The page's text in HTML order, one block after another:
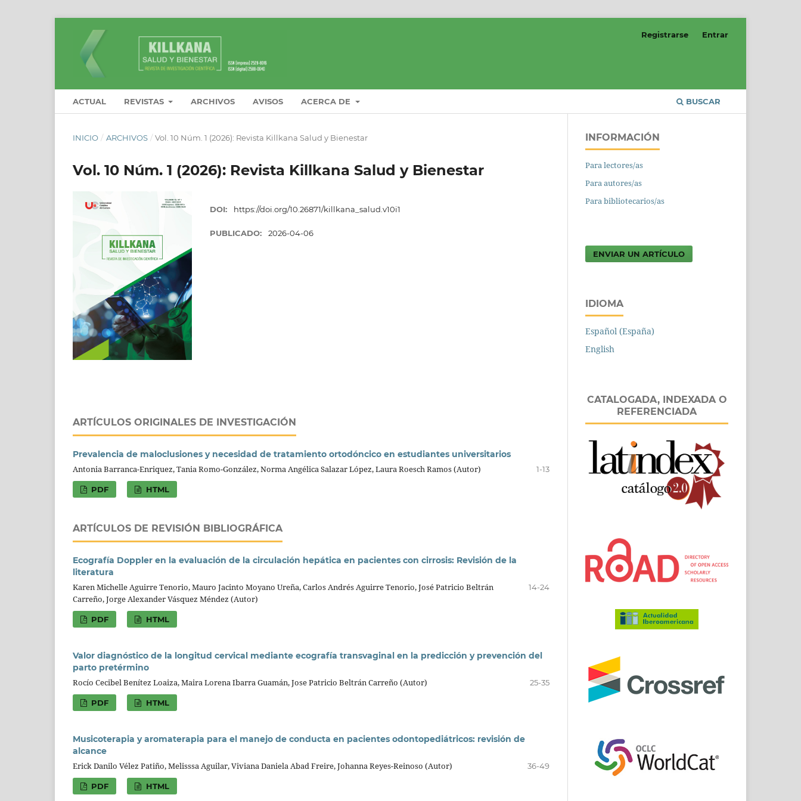
ACTUAL REVISTAS ARCHIVOS AVISOS ACERCA DE BUSCAR
Registrarse Entrar
INICIO / ARCHIVOS / Vol. 10 Núm. 1 (2026): Revista Killkana Salud y Bienestar
Vol. 10 Núm. 1 (2026): Revista Killkana Salud y Bienestar
DOI: https://doi.org/10.26871/killkana_salud.v10i1
PUBLICADO: 2026-04-06
ARTÍCULOS ORIGINALES DE INVESTIGACIÓN
Prevalencia de maloclusiones y necesidad de tratamiento ortodóncico en estudiantes universitarios
Antonia Barranca-Enriquez, Tania Romo-González, Norma Angélica Salazar López, Laura Roesch Ramos (Autor)
1-13
PDF HTML
ARTÍCULOS DE REVISIÓN BIBLIOGRÁFICA
Ecografía Doppler en la evaluación de la circulación hepática en pacientes con cirrosis: Revisión de la
literatura
Karen Michelle Aguirre Tenorio, Mauro Jacinto Moyano Ureña, Carlos Andrés Aguirre Tenorio, José Patricio Beltrán
Carreño, Jorge Alexander Vásquez Méndez (Autor)
14-24
PDF HTML
Valor diagnóstico de la longitud cervical mediante ecografía transvaginal en la predicción y prevención del
parto pretérmino
Rocío Cecibel Benítez Loaiza, Maira Lorena Ibarra Guamán, Jose Patricio Beltrán Carreño (Autor)
25-35
PDF HTML
Musicoterapia y aromaterapia para el manejo de conducta en pacientes odontopediátricos: revisión de
alcance
Erick Danilo Vélez Patiño, Melisssa Aguilar, Viviana Daniela Abad Freire, Johanna Reyes-Reinoso (Autor)
36-49
PDF HTML
INFORMACIÓN
Para lectores/as
Para autores/as
Para bibliotecarios/as
ENVIAR UN ARTÍCULO
IDIOMA
Español (España)
English
CATALOGADA, INDEXADA O
REFERENCIADA